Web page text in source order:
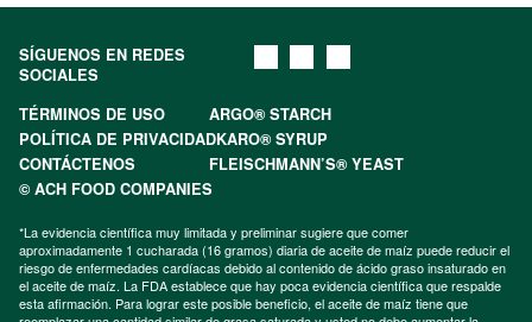
SÍGUENOS EN REDES
SOCIALES
TÉRMINOS DE USO
ARGO® STARCH
POLÍTICA DE PRIVACIDADKARO® SYRUP
CONTÁCTENOS
FLEISCHMANN’S® YEAST
© ACH FOOD COMPANIES
*La evidencia científica muy limitada y preliminar sugiere que comer
aproximadamente 1 cucharada (16 gramos) diaria de aceite de maíz puede reducir el
riesgo de enfermedades cardíacas debido al contenido de ácido graso insaturado en
el aceite de maíz. La FDA establece que hay poca evidencia científica que respalde
esta afirmación. Para lograr este posible beneficio, el aceite de maíz tiene que